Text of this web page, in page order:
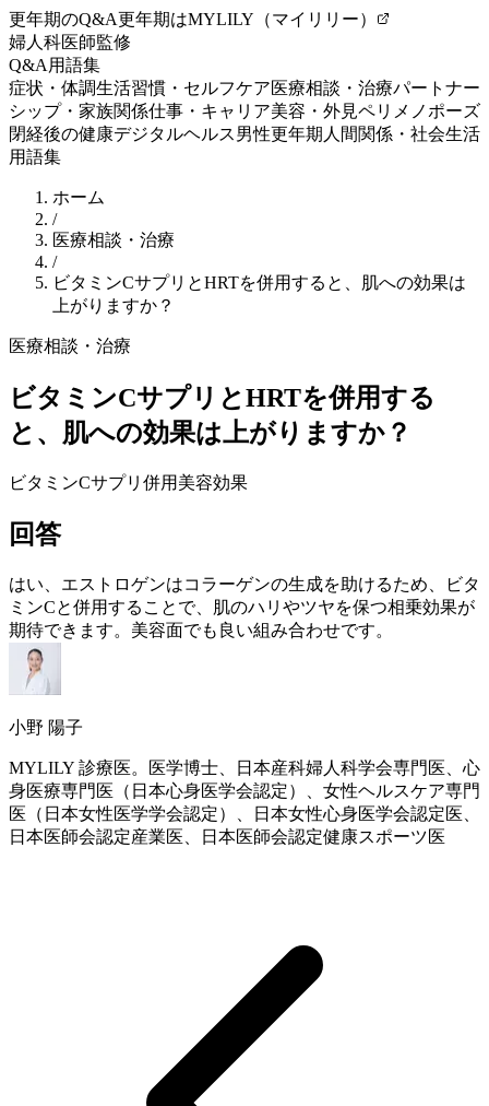
更年期のQ&A更年期はMYLILY（マイリリー）
婦人科医師監修
Q&A 用語集
症状・体調生活習慣・セルフケア医療相談・治療パートナー
シップ・家族関係仕事・キャリア美容・外見ペリメノポーズ
閉経後の健康デジタルヘルス男性更年期 人間関係・社会生活
用語集
ホーム
/
医療相談・治療
/
ビタミンCサプリとHRTを併用すると、肌への効果は
上がりますか？
医療相談・治療
ビタミンCサプリとHRTを併用する
と、肌への効果は上がりますか？
ビタミンCサプリ併用 美容効果
回答
はい、 エストロゲンはコラーゲンの生成を助けるため、ビタ
ミンCと併用することで、肌のハリやツヤを保つ相乗効果が
期待できます。美容面でも良い組み合わせです。
小野 陽子
MYLILY 診療医。医学博士、日本産科婦人科学会専門医、心
身医療専門医（日本心身医学会認定）、女性ヘルスケア専門
医（日本女性医学学会認定）、日本女性心身医学会認定医、
日本医師会認定産業医、日本医師会認定健康スポーツ医